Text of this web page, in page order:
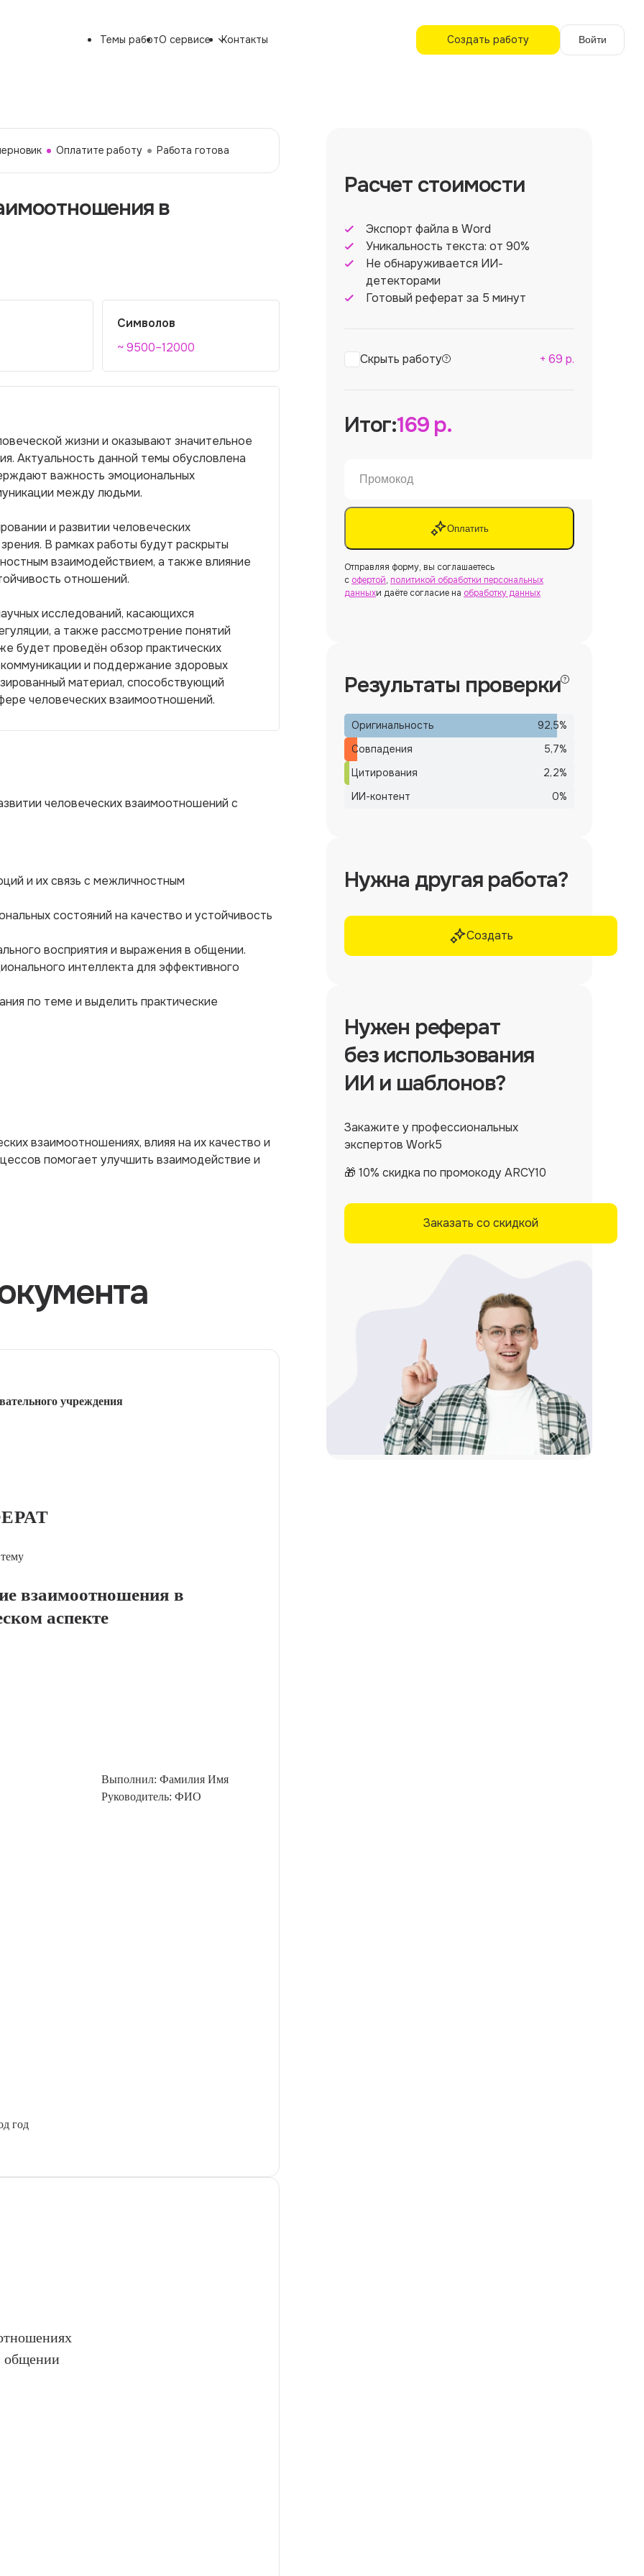
Темы работО сервисе Контакты Создать работу Войти
Оплатите работу Работа готова
в
Символов
~ 9500–12000
жизни и оказывают значительное
Актуальность данной темы обусловлена
важность эмоциональных
между людьми.
и развитии человеческих
В рамках работы будут раскрыты
взаимодействием, а также влияние
отношений.
исследований, касающихся
а также рассмотрение понятий
будет проведён обзор практических
и поддержание здоровых
материал, способствующий
человеческих взаимоотношений.
человеческих взаимоотношений с
и их связь с межличностным
состояний на качество и устойчивость
восприятия и выражения в общении.
интеллекта для эффективного
по теме и выделить практические
взаимоотношениях, влияя на их качество и
помогает улучшить взаимодействие и
учреждения
взаимоотношения в
аспекте
Выполнил: Фамилия Имя
Руководитель: ФИО
год
общении
Расчет стоимости
Экспорт файла в Word
Уникальность текста: от 90%
Не обнаруживается ИИ-
детекторами
Готовый реферат за 5 минут
Скрыть работу + 69 р.
Итог:169р.
Оплатить
Отправляя форму, вы соглашаетесь
с офертой, политикой обработки персональных
данныхи даёте согласие на обработку данных
Результаты проверки
Оригинальность 92,5%
Совпадения
5,7%
Цитирования
2,2%
ИИ-контент
0%
Нужна другая работа?
Создать
Нужен реферат
без использования
ИИ и шаблонов?
Закажите у профессиональных
экспертов Work5
🎁 10% скидка по промокоду ARCY10
Заказать со скидкой